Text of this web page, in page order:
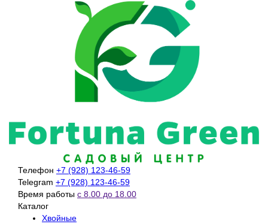
Телефон +7 (928) 123-46-59
Telegram +7 (928) 123-46-59
Время работы с 8.00 до 18.00
Каталог
Хвойные